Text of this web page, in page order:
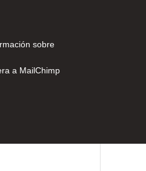
sobre
a MailChimp